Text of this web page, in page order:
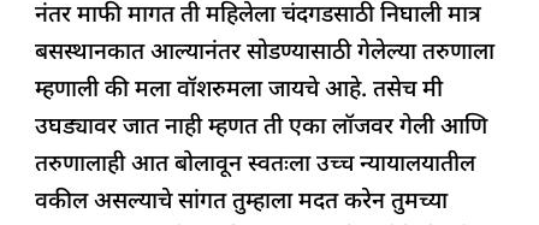
नंतर माफी मागत ती महिलेला चंदगडसाठी निघाली मात्र
बसस्थानकात आल्यानंतर सोडण्यासाठी गेलेल्या तरुणाला
म्हणाली की मला वॉशरुमला जायचे आहे. तसेच मी
उघड्यावर जात नाही म्हणत ती एका लॉजवर गेली आणि
तरुणालाही आत बोलावून स्वतःला उच्च न्यायालयातील
वकील असल्याचे सांगत तुम्हाला मदत करेन तुमच्या